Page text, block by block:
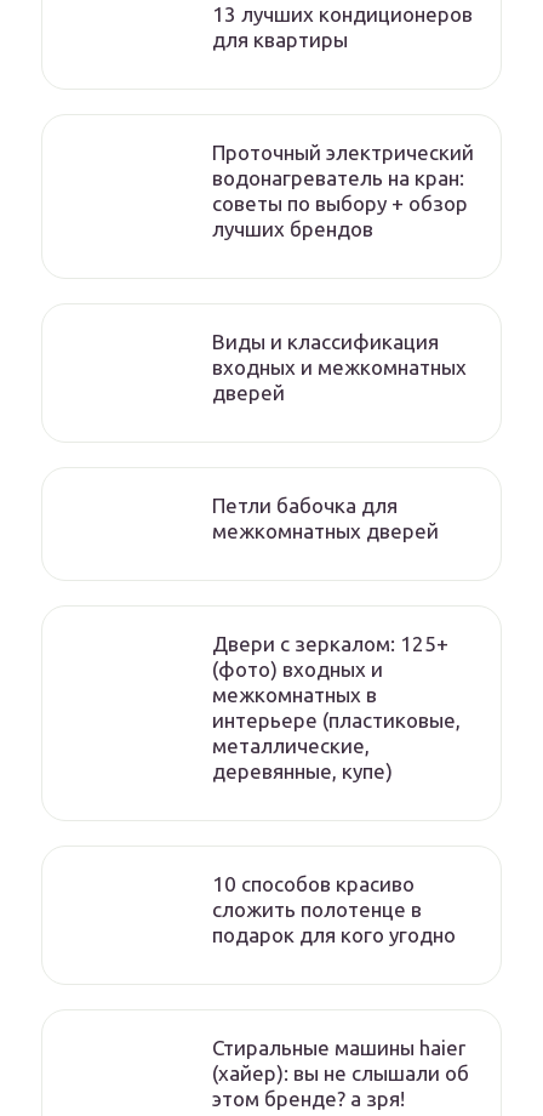
13 лучших кондиционеров
для квартиры
Проточный электрический
водонагреватель на кран:
советы по выбору + обзор
лучших брендов
Виды и классификация
входных и межкомнатных
дверей
Петли бабочка для
межкомнатных дверей
Двери с зеркалом: 125+
(фото) входных и
межкомнатных в
интерьере (пластиковые,
металлические,
деревянные, купе)
10 способов красиво
сложить полотенце в
подарок для кого угодно
Стиральные машины haier
(хайер): вы не слышали об
этом бренде? а зря!